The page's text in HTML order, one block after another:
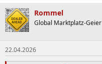
Rommel
Global Marktplatz-Geier
22.04.2026